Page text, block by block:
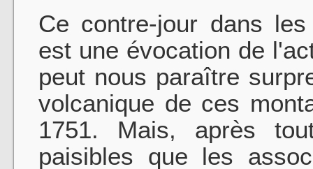
Ce contre-jour dans
est une évocation de
peut nous paraître
volcanique de ces
1751. Mais, après
paisibles que les